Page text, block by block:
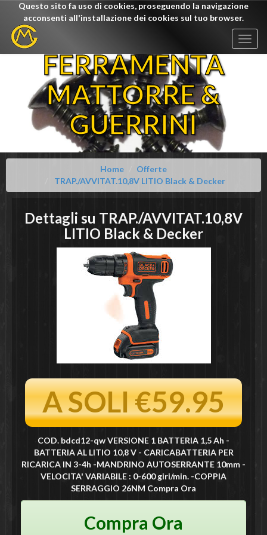
Questo sito fa uso di cookies, proseguendo la navigazione
acconsenti all'installazione dei cookies sul tuo browser.
FERRAMENTA
MATTORRE &
GUERRINI
Home
Offerte
TRAP./AVVITAT.10,8V LITIO Black & Decker
Dettagli su TRAP./AVVITAT.10,8V
LITIO Black & Decker
A SOLI €59.95
COD. bdcd12-qw VERSIONE 1 BATTERIA 1,5 Ah -
BATTERIA AL LITIO 10,8 V - CARICABATTERIA PER
RICARICA IN 3-4h -MANDRINO AUTOSERRANTE 10mm -
VELOCITA' VARIABILE : 0-600 giri/min. -COPPIA
SERRAGGIO 26NM Compra Ora
Compra Ora